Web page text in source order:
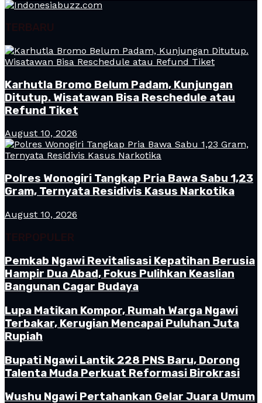
TERBARU
Karhutla Bromo Belum Padam, Kunjungan
Ditutup. Wisatawan Bisa Reschedule atau
Refund Tiket
August 10, 2026
Polres Wonogiri Tangkap Pria Bawa Sabu 1,23
Gram, Ternyata Residivis Kasus Narkotika
August 10, 2026
TERPOPULER
Pemkab Ngawi Revitalisasi Kepatihan Berusia
Hampir Dua Abad, Fokus Pulihkan Keaslian
Bangunan Cagar Budaya
Lupa Matikan Kompor, Rumah Warga Ngawi
Terbakar, Kerugian Mencapai Puluhan Juta
Rupiah
Bupati Ngawi Lantik 228 PNS Baru, Dorong
Talenta Muda Perkuat Reformasi Birokrasi
Wushu Ngawi Pertahankan Gelar Juara Umum